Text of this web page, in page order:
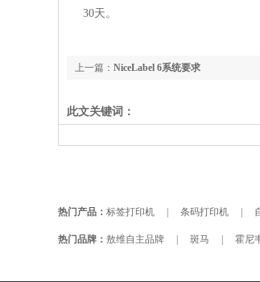
30天。
上一篇： NiceLabel 6系统要求
此文关键词：
热门产品： 标签打印机 条码打印机
热门品牌： 敖维自主品牌 斑马 霍尼